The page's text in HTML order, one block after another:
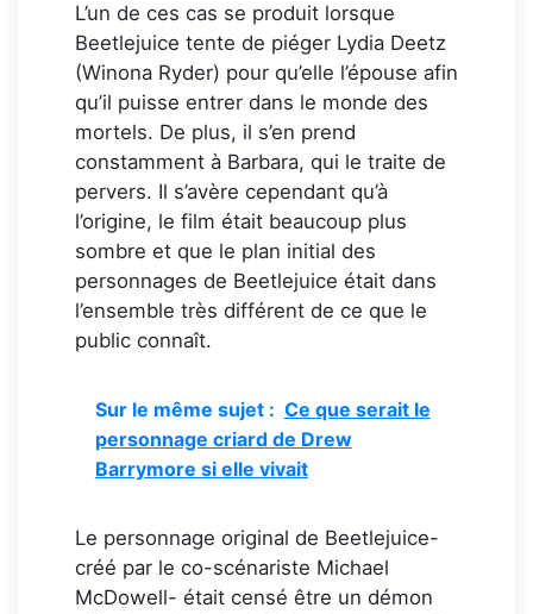
L’un de ces cas se produit lorsque
Beetlejuice tente de piéger Lydia Deetz
(Winona Ryder) pour qu’elle l’épouse afin
qu’il puisse entrer dans le monde des
mortels. De plus, il s’en prend
constamment à Barbara, qui le traite de
pervers. Il s’avère cependant qu’à
l’origine, le film était beaucoup plus
sombre et que le plan initial des
personnages de Beetlejuice était dans
l’ensemble très différent de ce que le
public connaît.
Sur le même sujet : Ce que serait le
personnage criard de Drew
Barrymore si elle vivait
Le personnage original de Beetlejuice-
créé par le co-scénariste Michael
McDowell- était censé être un démon